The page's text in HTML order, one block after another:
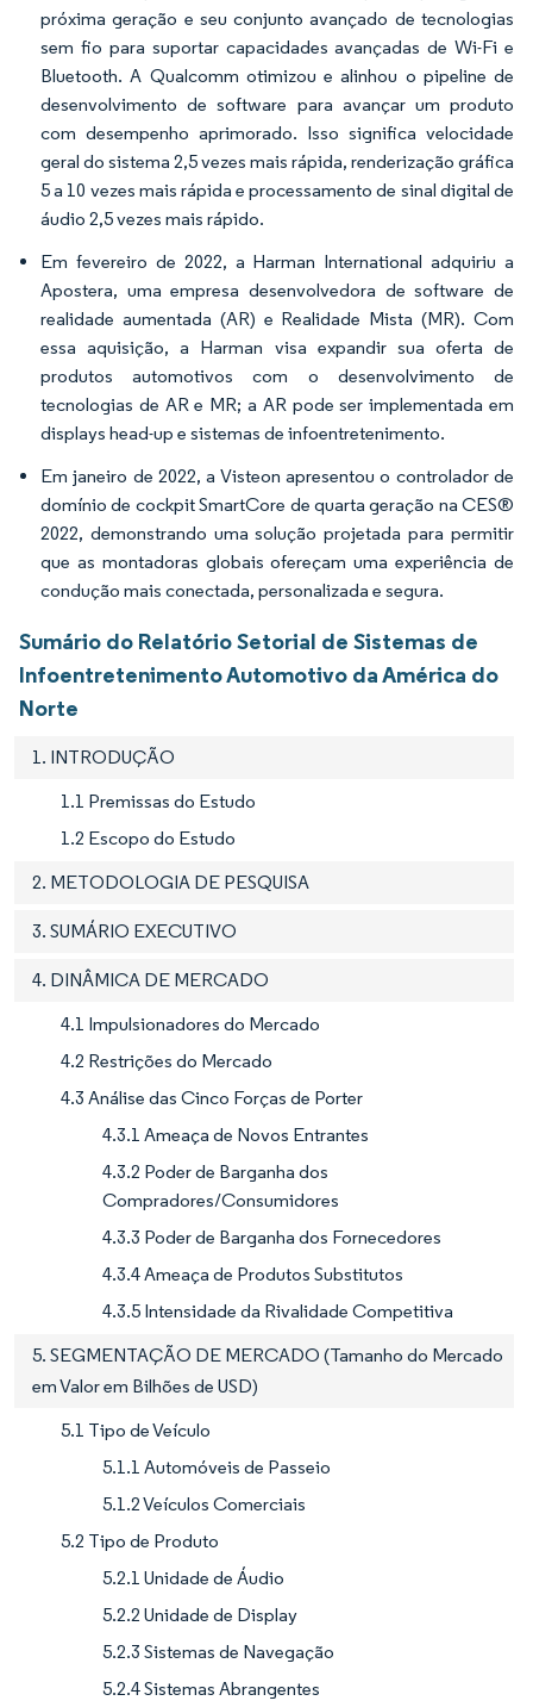
próxima geração e seu conjunto avançado de tecnologias
sem fio para suportar capacidades avançadas de Wi-Fi e
Bluetooth. A Qualcomm otimizou e alinhou o pipeline de
desenvolvimento de software para avançar um produto
com desempenho aprimorado. Isso significa velocidade
geral do sistema 2,5 vezes mais rápida, renderização gráfica
5 a 10 vezes mais rápida e processamento de sinal digital de
áudio 2,5 vezes mais rápido.
Em fevereiro de 2022, a Harman International adquiriu a
Apostera, uma empresa desenvolvedora de software de
realidade aumentada (AR) e Realidade Mista (MR). Com
essa aquisição, a Harman visa expandir sua oferta de
produtos automotivos com o desenvolvimento de
tecnologias de AR e MR; a AR pode ser implementada em
displays head-up e sistemas de infoentretenimento.
Em janeiro de 2022, a Visteon apresentou o controlador de
domínio de cockpit SmartCore de quarta geração na CES®
2022, demonstrando uma solução projetada para permitir
que as montadoras globais ofereçam uma experiência de
condução mais conectada, personalizada e segura.
Sumário do Relatório Setorial de Sistemas de
Infoentretenimento Automotivo da América do
Norte
1. INTRODUÇÃO
1.1 Premissas do Estudo
1.2 Escopo do Estudo
2. METODOLOGIA DE PESQUISA
3. SUMÁRIO EXECUTIVO
4. DINÂMICA DE MERCADO
4.1 Impulsionadores do Mercado
4.2 Restrições do Mercado
4.3 Análise das Cinco Forças de Porter
4.3.1 Ameaça de Novos Entrantes
4.3.2 Poder de Barganha dos
Compradores/Consumidores
4.3.3 Poder de Barganha dos Fornecedores
4.3.4 Ameaça de Produtos Substitutos
4.3.5 Intensidade da Rivalidade Competitiva
5. SEGMENTAÇÃO DE MERCADO (Tamanho do Mercado
em Valor em Bilhões de USD)
5.1 Tipo de Veículo
5.1.1 Automóveis de Passeio
5.1.2 Veículos Comerciais
5.2 Tipo de Produto
5.2.1 Unidade de Áudio
5.2.2 Unidade de Display
5.2.3 Sistemas de Navegação
5.2.4 Sistemas Abrangentes